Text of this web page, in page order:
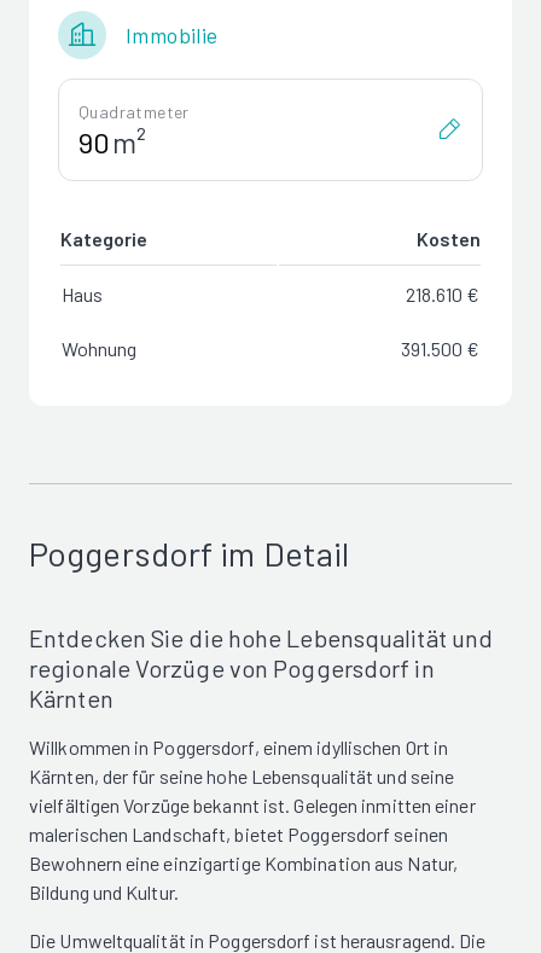
Immobilie
Quadratmeter
m²
Kategorie Kosten
Haus 218.610 €
Wohnung 391.500 €
Poggersdorf im Detail
Entdecken Sie die hohe Lebensqualität und
regionale Vorzüge von Poggersdorf in
Kärnten
Willkommen in Poggersdorf, einem idyllischen Ort in
Kärnten, der für seine hohe Lebensqualität und seine
vielfältigen Vorzüge bekannt ist. Gelegen inmitten einer
malerischen Landschaft, bietet Poggersdorf seinen
Bewohnern eine einzigartige Kombination aus Natur,
Bildung und Kultur.
Die Umweltqualität in Poggersdorf ist herausragend. Die